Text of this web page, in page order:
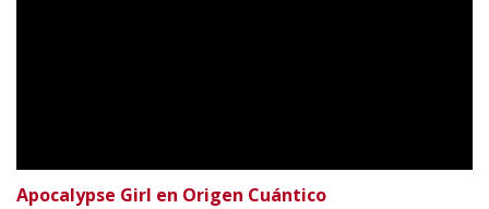
Apocalypse Girl en Origen Cuántico